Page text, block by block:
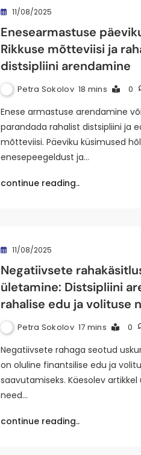
11/08/2025
Enesearmastuse
Rikkuse mõtteviisi ja
distsipliini arendamine
Petra Sokolov 18 mins 0
Enese armastuse arendamine
parandada rahalist distsipliini ja
mõtteviisi. Päeviku küsimused
enesepeegeldust ja…
continue reading..
11/08/2025
Negatiivsete
ületamine: Distsipliini
rahalise edu ja volituse
Petra Sokolov 17 mins 0
Negatiivsete rahaga seotud
on oluline finantsilise edu ja
saavutamiseks. Käesolev artikkel
need…
continue reading..